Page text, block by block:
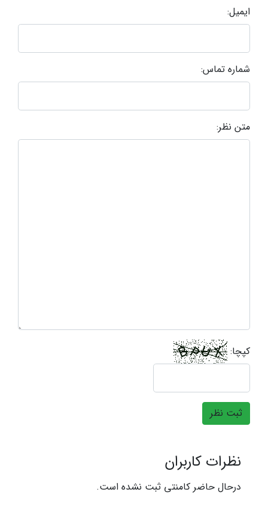
ایمیل:
شماره تماس:
متن نظر:
کپچا:
ثبت نظر
نظرات کاربران
درحال حاضر کامنتی ثبت نشده است.